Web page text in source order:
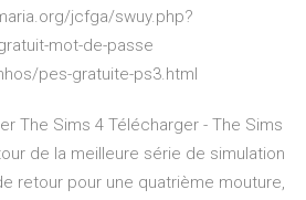
jcfga/swuy.php?
mot-de-passe
pes-gratuite-ps3.html
The Sims 4 Télécharger - The Sims
de la meilleure série de simulation
retour pour une quatrième mouture,